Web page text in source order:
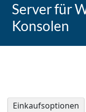
Server für
Konsolen
Einkaufsoptionen